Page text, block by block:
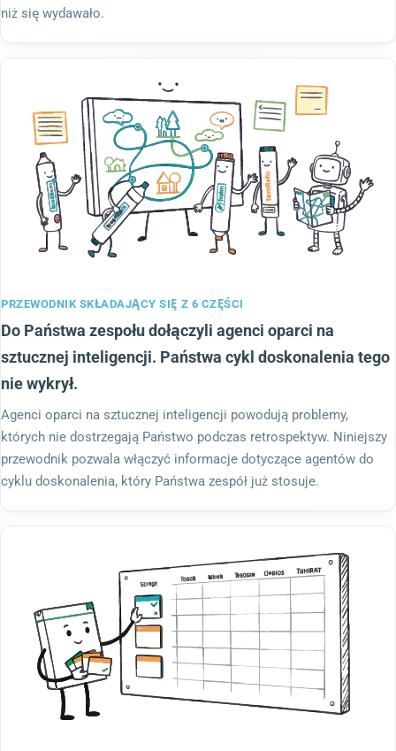
niż się wydawało.
PRZEWODNIK SKŁADAJĄCY SIĘ Z 6 CZĘŚCI
Do Państwa zespołu dołączyli agenci oparci na
sztucznej inteligencji. Państwa cykl doskonalenia tego
nie wykrył.
Agenci oparci na sztucznej inteligencji powodują problemy,
których nie dostrzegają Państwo podczas retrospektyw. Niniejszy
przewodnik pozwala włączyć informacje dotyczące agentów do
cyklu doskonalenia, który Państwa zespół już stosuje.